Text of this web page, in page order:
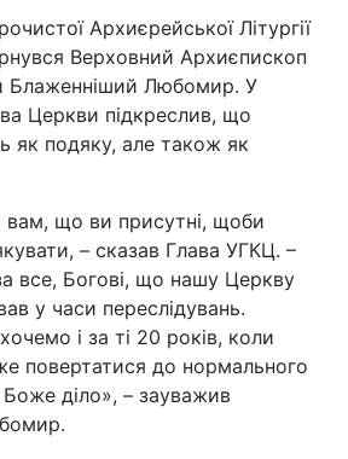
Архиєрейської Літургії
Верховний Архиєпископ
Блаженніший Любомир. У
Церкви підкреслив, що
як подяку, але також як
що ви присутні, щоби
– сказав Глава УГКЦ. –
все, Богові, що нашу Церкву
у часи переслідувань.
і за ті 20 років, коли
повертатися до нормального
діло», – зауважив